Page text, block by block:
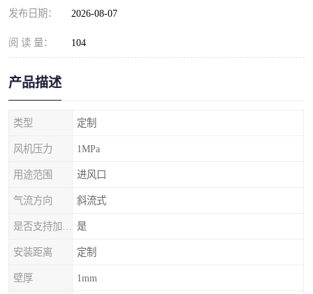
发布日期： 2026-08-07
阅 读 量： 104
产品描述
类型 定制
风机压力 1MPa
用途范围 进风口
气流方向 斜流式
是
安装距离 定制
壁厚 1mm